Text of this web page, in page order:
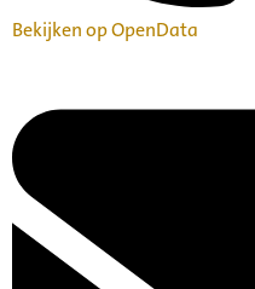
Bekijken op OpenData